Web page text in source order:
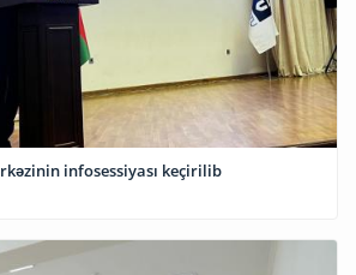
infosessiyası keçirilib